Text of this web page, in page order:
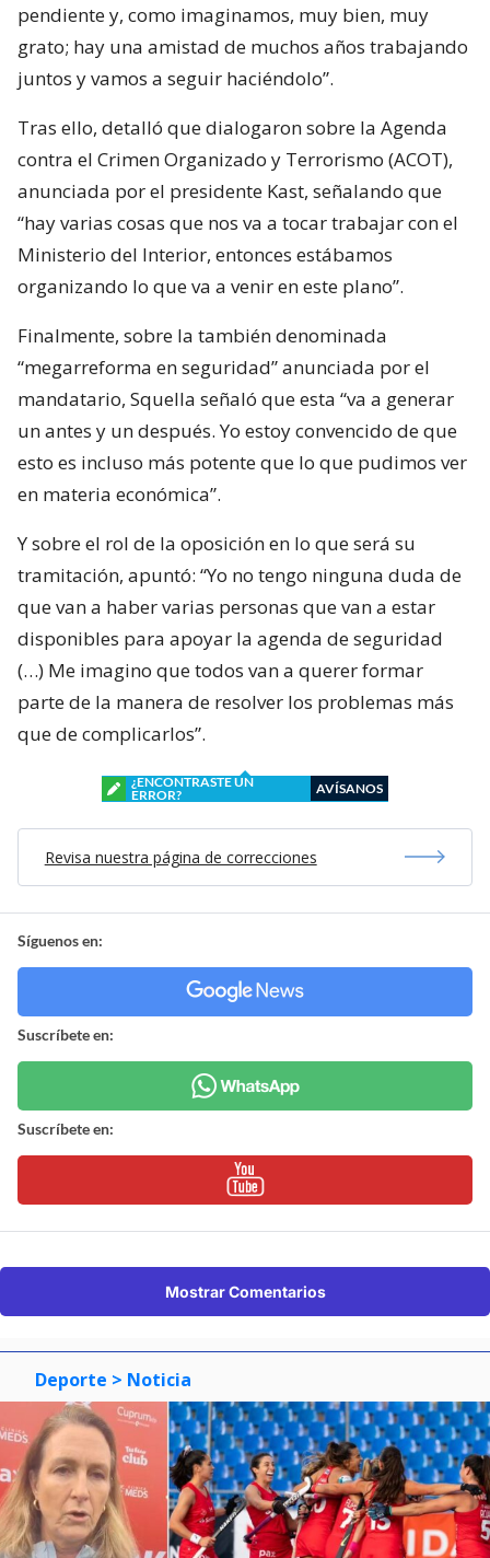
pendiente y, como imaginamos, muy bien, muy
grato; hay una amistad de muchos años trabajando
juntos y vamos a seguir haciéndolo”.
Tras ello, detalló que dialogaron sobre la Agenda
contra el Crimen Organizado y Terrorismo (ACOT),
anunciada por el presidente Kast, señalando que
“hay varias cosas que nos va a tocar trabajar con el
Ministerio del Interior, entonces estábamos
organizando lo que va a venir en este plano”.
Finalmente, sobre la también denominada
“megarreforma en seguridad” anunciada por el
mandatario, Squella señaló que esta “va a generar
un antes y un después. Yo estoy convencido de que
esto es incluso más potente que lo que pudimos ver
en materia económica”.
Y sobre el rol de la oposición en lo que será su
tramitación, apuntó: “Yo no tengo ninguna duda de
que van a haber varias personas que van a estar
disponibles para apoyar la agenda de seguridad
(…) Me imagino que todos van a querer formar
parte de la manera de resolver los problemas más
que de complicarlos”.
¿ENCONTRASTE UN
ERROR?
AVÍSANOS
Revisa nuestra página de correcciones
Síguenos en:
Suscríbete en:
Suscríbete en:
Mostrar Comentarios
Deporte > Noticia